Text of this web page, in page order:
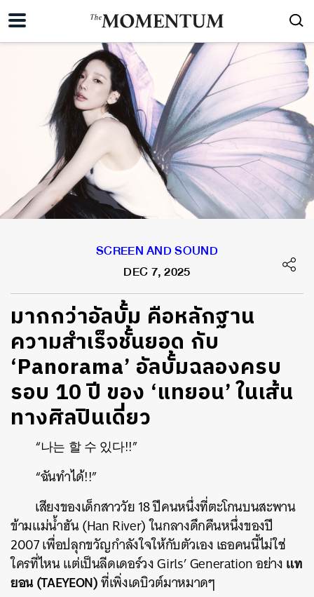
SCREEN AND SOUND
DEC 7, 2025
มากกว่าอัลบั้ม คือหลักฐาน
ความสำเร็จชั้นยอด กับ
‘Panorama’ อัลบั้มฉลองครบ
รอบ 10 ปี ของ ‘แทยอน’ ในเส้น
ทางศิลปินเดี่ยว
“나는 할 수 있다!!”
“ฉันทำได้!!”
เสียงของเด็กสาววัย 18 ปีคนหนึ่งที่ตะโกนบนสะพาน
ข้ามแม่น้ำฮัน (Han River) ในกลางดึกคืนหนึ่งของปี
2007 เพื่อปลุกขวัญกำลังใจให้กับตัวเอง เธอคนนี้ไม่ใช่
ใครที่ไหน แต่เป็นลีดเดอร์วง Girls’ Generation อย่างแท
ยอน (TAEYEON)ที่เพิ่งเดบิวต์มาหมาดๆ